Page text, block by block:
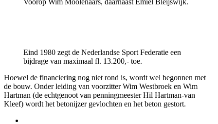
Eind 1980 zegt de Nederlandse Sport Federatie een
bijdrage van maximaal fl. 13.200,- toe.
Hoewel de financiering nog niet rond is, wordt wel begonnen met
de bouw. Onder leiding van voorzitter Wim Westbroek en Wim
Hartman (de echtgenoot van penningmeester Hil Hartman-van
Kleef) wordt het betonijzer gevlochten en het beton gestort.